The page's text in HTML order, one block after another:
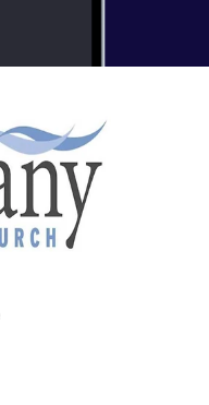
Recent Sermons